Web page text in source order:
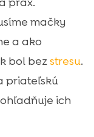
kvalitu
srsť a
mačky
a ako
bol bezstresu.
priateľskú
ich